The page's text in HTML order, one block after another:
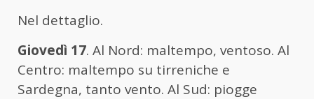
Nel dettaglio.
Giovedì 17. Al Nord: maltempo, ventoso. Al
Centro: maltempo su tirreniche e
Sardegna, tanto vento. Al Sud: piogge